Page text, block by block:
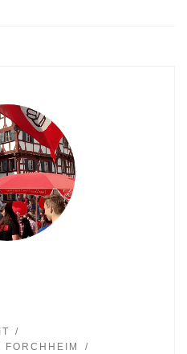
FORCHHEIM